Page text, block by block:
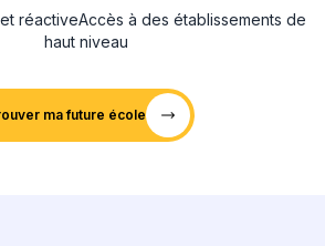
réactiveAccès à des établissements de
haut niveau
ma future école